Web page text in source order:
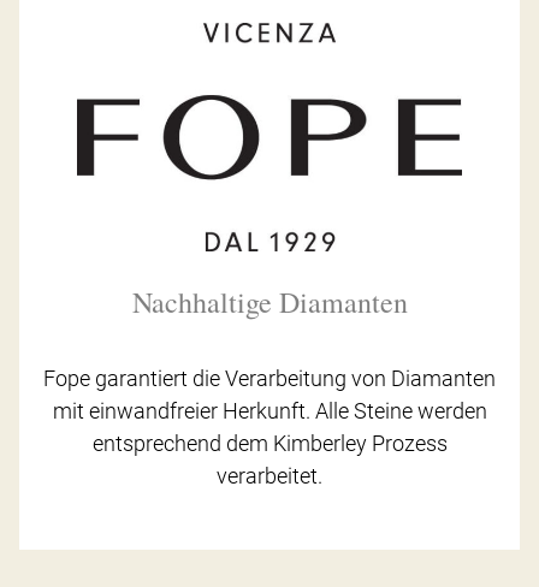
Nachhaltige Diamanten
Fope garantiert die Verarbeitung von Diamanten
mit einwandfreier Herkunft. Alle Steine werden
entsprechend dem Kimberley Prozess
verarbeitet.